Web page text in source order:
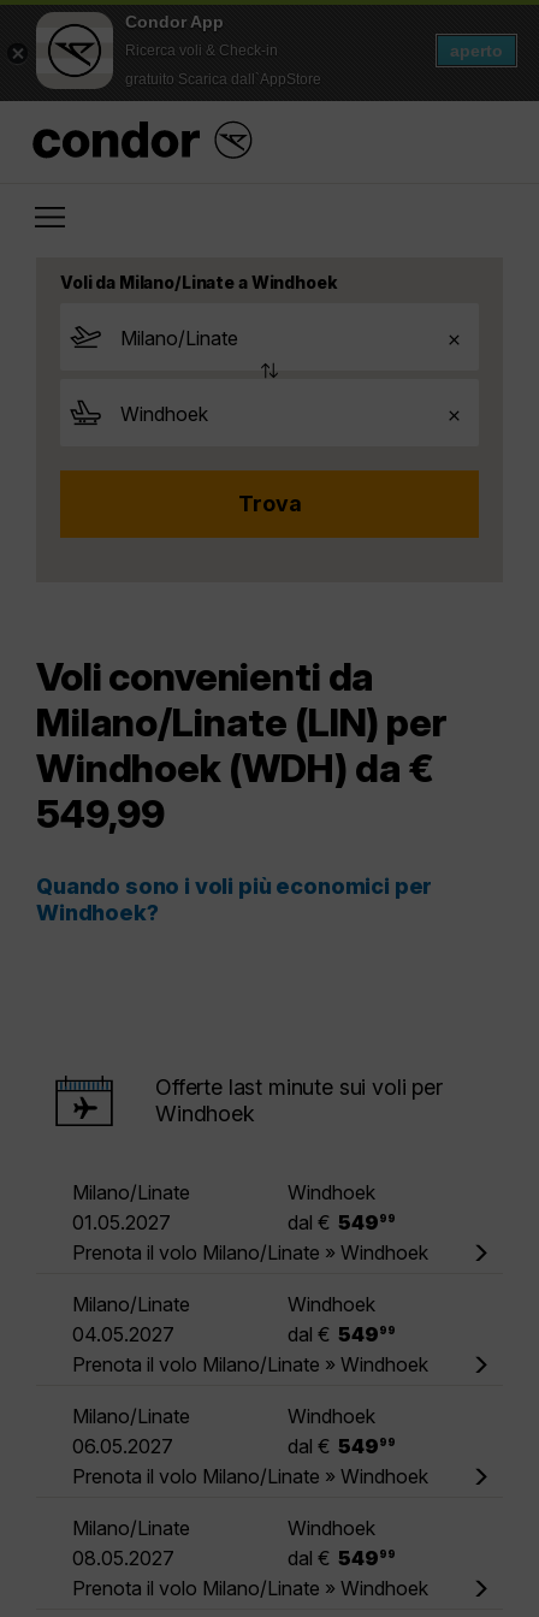
Condor App
Ricerca voli & Check-in
gratuito Scarica dall`AppStore
aperto
Voli da Milano/Linate a Windhoek
Voli convenienti da
Milano/Linate (LIN) per
Windhoek (WDH) da €
549,99
Quando sono i voli più economici per
Windhoek?
Offerte last minute sui voli per
Windhoek
Milano/Linate
Windhoek
01.05.2027
dal € 549 99
Prenota il volo Milano/Linate » Windhoek
Milano/Linate
Windhoek
04.05.2027
dal € 549 99
Prenota il volo Milano/Linate » Windhoek
Milano/Linate
Windhoek
06.05.2027
dal € 549 99
Prenota il volo Milano/Linate » Windhoek
Milano/Linate
Windhoek
08.05.2027
dal € 549 99
Prenota il volo Milano/Linate » Windhoek